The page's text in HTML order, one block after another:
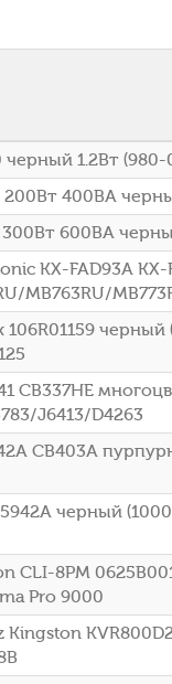
1.2Вт
400ВА
600ВА
KX-FAD93A KX-
MB763RU/
черный
CB337HE
J6413/D4263
CB403A
черный
CLI-8PM
Pro 9000
Kingston